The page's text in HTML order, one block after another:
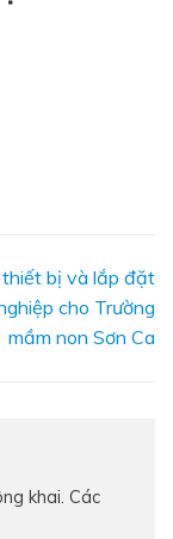
thiết bị và lắp đặt
cho Trường
mầm non Sơn Ca
khai. Các